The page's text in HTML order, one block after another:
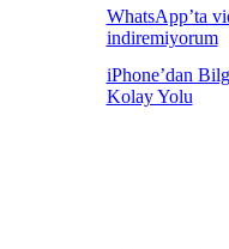
WhatsApp’ta
indiremiyorum
iPhone’dan
Kolay Yolu